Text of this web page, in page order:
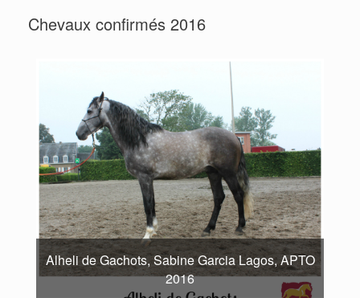
Chevaux confirmés 2016
Alheli de Gachots, Sabine Garcia Lagos, APTO
2016